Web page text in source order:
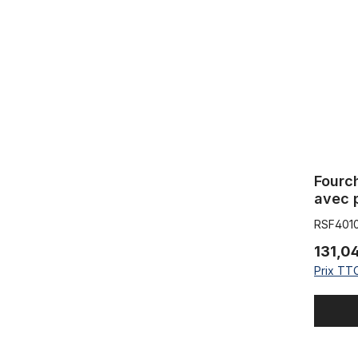
avec
700c
tige :
Prix